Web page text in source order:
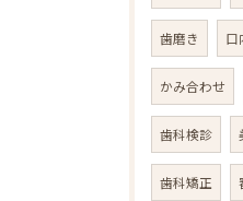
歯磨き 口
かみ合わせ
歯科検診
歯科矯正